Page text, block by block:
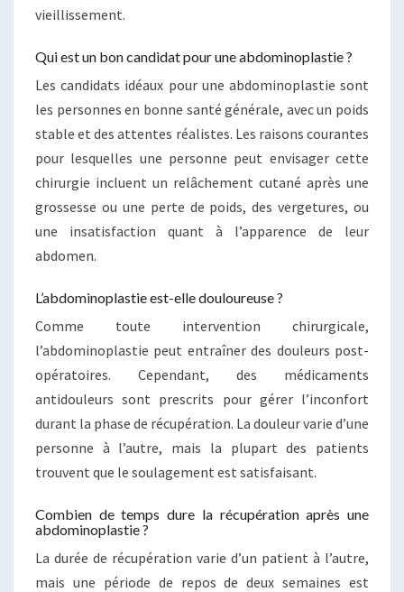
vieillissement.
Qui est un bon candidat pour une abdominoplastie ?
Les candidats idéaux pour une abdominoplastie sont
les personnes en bonne santé générale, avec un poids
stable et des attentes réalistes. Les raisons courantes
pour lesquelles une personne peut envisager cette
chirurgie incluent un relâchement cutané après une
grossesse ou une perte de poids, des vergetures, ou
une insatisfaction quant à l’apparence de leur
abdomen.
L’abdominoplastie est-elle douloureuse ?
Comme toute intervention chirurgicale,
l’abdominoplastie peut entraîner des douleurs post-
opératoires. Cependant, des médicaments
antidouleurs sont prescrits pour gérer l’inconfort
durant la phase de récupération. La douleur varie d’une
personne à l’autre, mais la plupart des patients
trouvent que le soulagement est satisfaisant.
Combien de temps dure la récupération après une
abdominoplastie ?
La durée de récupération varie d’un patient à l’autre,
mais une période de repos de deux semaines est